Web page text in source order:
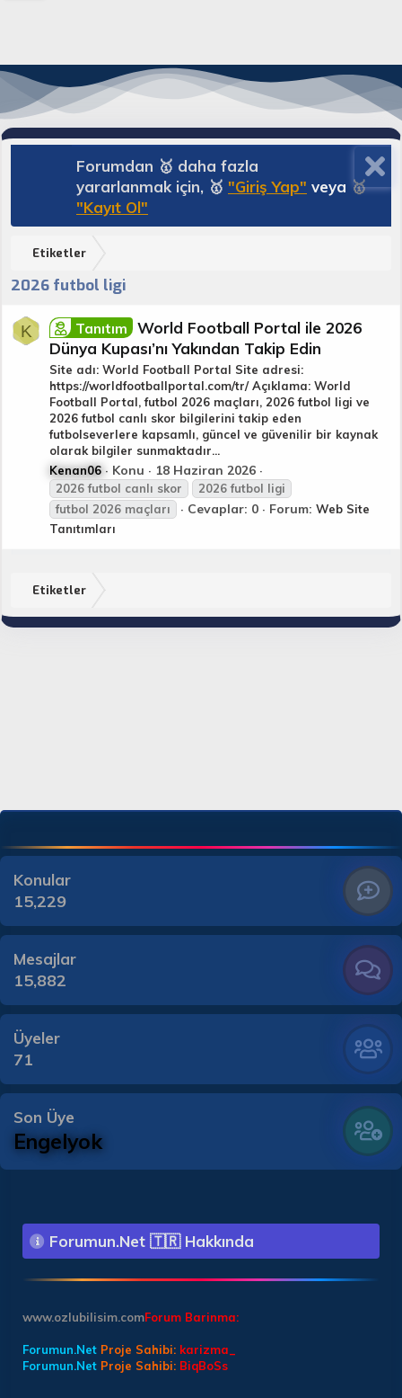
Forumdan 🥇 daha fazla
yararlanmak için, 🥇 "Giriş Yap" veya 🥇
"Kayıt Ol"
Etiketler
2026 futbol ligi
K Tanıtım
World Football Portal ile 2026
Dünya Kupası’nı Yakından Takip Edin
Site adı: World Football Portal Site adresi:
https://worldfootballportal.com/tr/ Açıklama: World
Football Portal, futbol 2026 maçları, 2026 futbol ligi ve
2026 futbol canlı skor bilgilerini takip eden
futbolseverlere kapsamlı, güncel ve güvenilir bir kaynak
olarak bilgiler sunmaktadır...
Kenan06
Konu 18 Haziran 2026
2026 futbol canlı skor 2026 futbol ligi
futbol 2026 maçları Cevaplar: 0 Forum: Web Site
Tanıtımları
Etiketler
Konular
15,229
Mesajlar
15,882
Üyeler
71
Son Üye
Engelyok
Forumun.Net 🇹🇷 Hakkında
Forum Barinma:
www.ozlubilisim.com
Forumun.Net Proje Sahibi: karizma_
Forumun.Net Proje Sahibi: BiqBoSs